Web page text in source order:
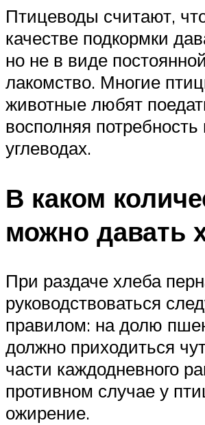
Птицеводы считают,
качестве подкормки
но не в виде
лакомство. Многие
животные любят
восполняя потребность
углеводах.
В каком
можно давать
При раздаче хлеба
руководствоваться
правилом: на долю
должно приходиться
части каждодневного
противном случае у
ожирение.